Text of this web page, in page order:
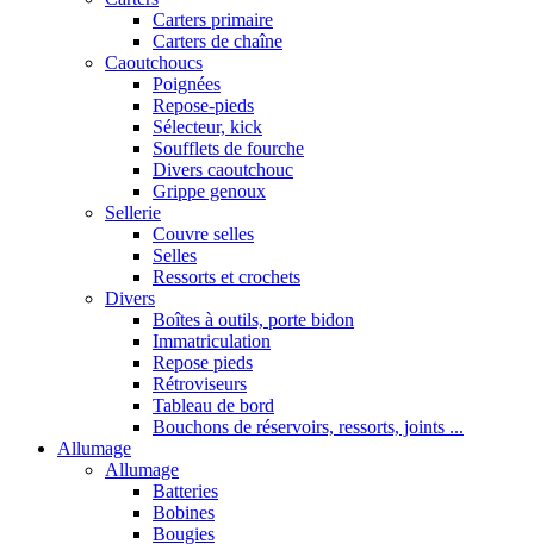
Carters primaire
Carters de chaîne
Caoutchoucs
Poignées
Repose-pieds
Sélecteur, kick
Soufflets de fourche
Divers caoutchouc
Grippe genoux
Sellerie
Couvre selles
Selles
Ressorts et crochets
Divers
Boîtes à outils, porte bidon
Immatriculation
Repose pieds
Rétroviseurs
Tableau de bord
Bouchons de réservoirs, ressorts, joints ...
Allumage
Allumage
Batteries
Bobines
Bougies